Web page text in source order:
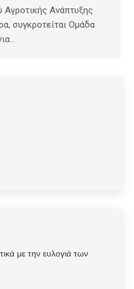
Ανάπτυξης
συγκροτείται Ομάδα
με την ευλογιά των